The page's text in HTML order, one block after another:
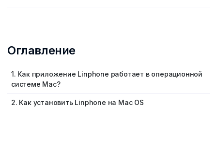
Оглавление
1. Как приложение Linphone работает в операционной
системе Mac?
2. Как установить Linphone на Mac OS